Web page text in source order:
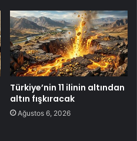
Türkiye’nin 11 ilinin altından
altın fışkıracak
Ağustos 6, 2026